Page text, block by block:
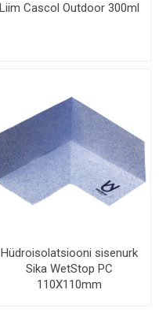
Liim Cascol Outdoor 300ml
Hüdroisolatsiooni sisenurk
Sika WetStop PC
110X110mm